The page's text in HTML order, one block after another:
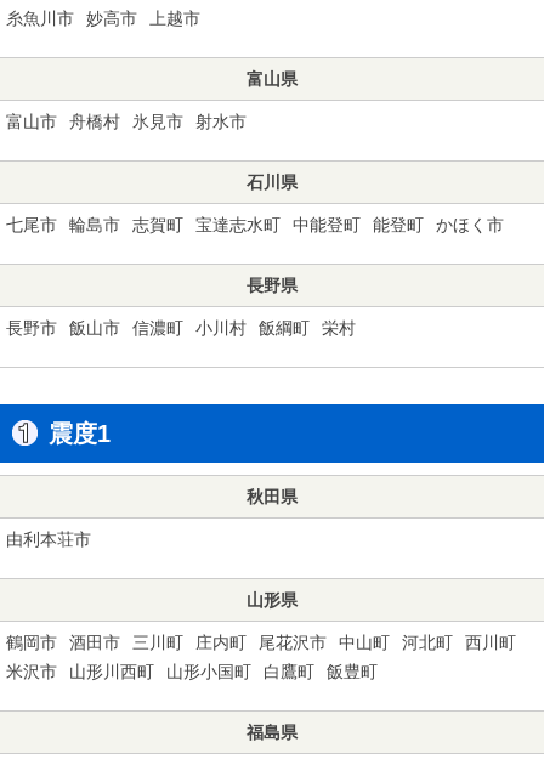
糸魚川市
妙高市 上越市
富山県
富山市 舟橋村 氷見市 射水市
石川県
七尾市 輪島市 志賀町 宝達志水町 中能登町 能登町 かほく市
長野県
長野市 飯山市 信濃町 小川村 飯綱町 栄村
震度1
秋田県
由利本荘市
山形県
鶴岡市 酒田市 三川町 庄内町 尾花沢市 中山町 河北町
西川町
米沢市
山形川西町 山形小国町 白鷹町 飯豊町
福島県